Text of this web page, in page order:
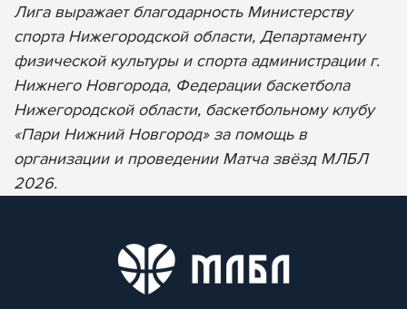
Лига выражает благодарность Министерству
спорта Нижегородской области, Департаменту
физической культуры и спорта администрации г.
Нижнего Новгорода, Федерации баскетбола
Нижегородской области, баскетбольному клубу
«Пари Нижний Новгород» за помощь в
организации и проведении Матча звёзд МЛБЛ
2026.